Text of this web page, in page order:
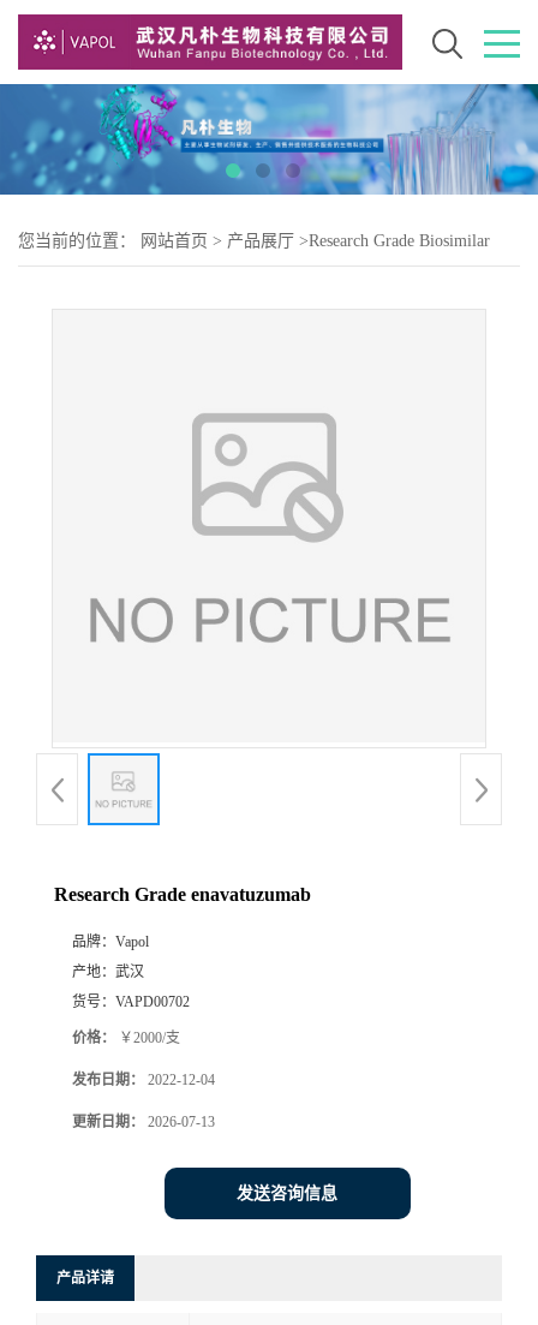
您当前的位置： 网站首页 > 产品展厅 >Research Grade Biosimilar
Research Grade enavatuzumab
品牌： Vapol
产地： 武汉
货号： VAPD00702
价格： ￥2000/支
发布日期： 2022-12-04
更新日期： 2026-07-13
发送咨询信息
产品详请